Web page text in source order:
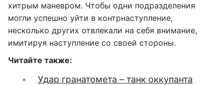
хитрым маневром. Чтобы одни подразделения
могли успешно уйти в контрнаступление,
несколько других отвлекали на себя внимание,
имитируя наступление со своей стороны.
Читайте также:
Удар гранатомета – танк оккупанта